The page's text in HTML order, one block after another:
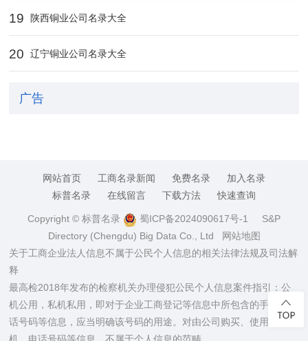
19 陕西铜业公司名录大全
20 辽宁铜业公司名录大全
广告
网站首页 工商名录新闻 免费名录
加入名录
标普名录
在线留言 下载方法 快速查询
Copyright © 标普名录 蜀ICP备2024090617号-1 S&P
Directory (Chengdu) Big Data Co., Ltd
网站地图
关于工商企业法人信息不属于公民个人信息的相关法律法规及司法解
释
最高检2018年发布的检察机关办理侵犯公民个人信息案件指引：公
机公用，私机私用，即对于企业工商登记等信息中所包含的手机、电
话号码等信息，应当明确该号码的用途。对由公司购买、使用的手